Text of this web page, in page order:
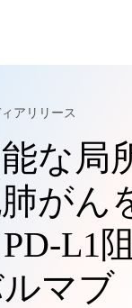
アリリース
な局
がん
L1
マブ